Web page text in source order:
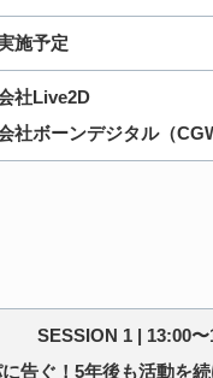
施予定
社Live2D
社ボーンデジタル（
SESSION 1 | 13:00
告ぐ！5年後も活動を